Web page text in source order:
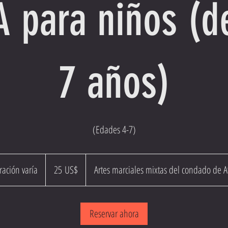
para niños
7 años)
(Edades 4-7)
varía
a
estadounidenses
25 US$ Artes marciales mixtas del condado de
Reservar ahora